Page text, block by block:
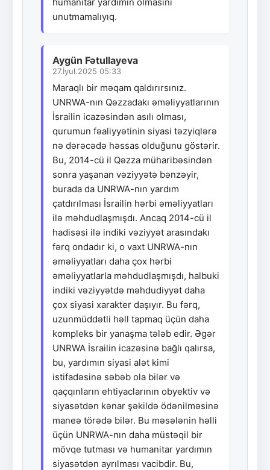
unutmamalıyıq.
Aygün Fətullayeva
27.İyul.2025 05:33
Maraqlı bir məqam qaldırırsınız.
UNRWA-nın Qəzzadakı əməliyyatlarının
İsrailin icazəsindən asılı olması,
qurumun fəaliyyətinin siyasi təzyiqlərə
nə dərəcədə həssas olduğunu göstərir.
Bu, 2014-cü il Qəzza müharibəsindən
sonra yaşanan vəziyyətə bənzəyir,
burada da UNRWA-nın yardım
çatdırılması İsrailin hərbi əməliyyatları
ilə məhdudlaşmışdı. Ancaq 2014-cü il
hadisəsi ilə indiki vəziyyət arasındakı
fərq ondadır ki, o vaxt UNRWA-nın
əməliyyatları daha çox hərbi
əməliyyatlarla məhdudlaşmışdı, halbuki
indiki vəziyyətdə məhdudiyyət daha
çox siyasi xarakter daşıyır. Bu fərq,
uzunmüddətli həll tapmaq üçün daha
kompleks bir yanaşma tələb edir. Əgər
UNRWA İsrailin icazəsinə bağlı qalırsa,
bu, yardımın siyasi alət kimi
istifadəsinə səbəb ola bilər və
qaçqınların ehtiyaclarının obyektiv və
siyasətdən kənar şəkildə ödənilməsinə
maneə törədə bilər. Bu məsələnin həlli
üçün UNRWA-nın daha müstəqil bir
mövqe tutması və humanitar yardımın
siyasətdən ayrılması vacibdir. Bu,